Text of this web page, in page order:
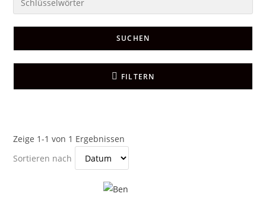
SUCHEN
FILTERN
Zeige 1-1 von 1 Ergebnissen
Sortieren nach